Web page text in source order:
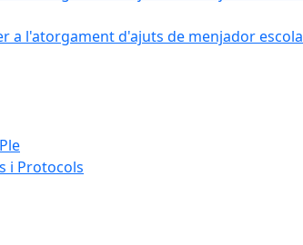
a l'atorgament d'ajuts de menjador
i Protocols